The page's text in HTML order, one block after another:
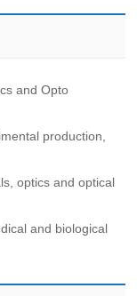
and Opto
production,
optics and optical
and biological